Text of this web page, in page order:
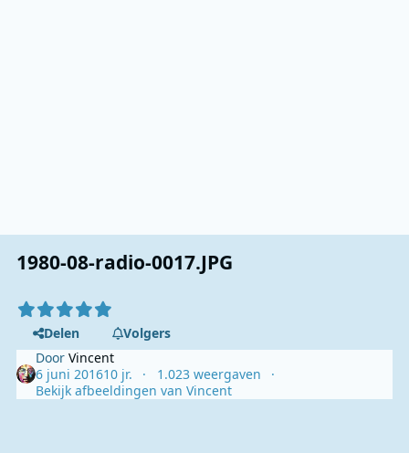
1980-08-radio-0017.JPG
Delen
Volgers
DoorVincent
6 juni 201610 jr.
1.023 weergaven
Bekijk afbeeldingen van Vincent